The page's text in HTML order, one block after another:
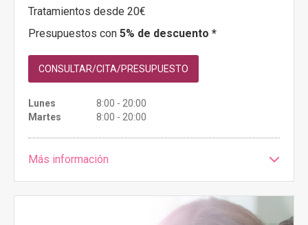
Tratamientos desde 20€
Presupuestos con 5% de descuento *
CONSULTAR/CITA/PRESUPUESTO
Lunes
8:00 - 20:00
Martes
8:00 - 20:00
Más información